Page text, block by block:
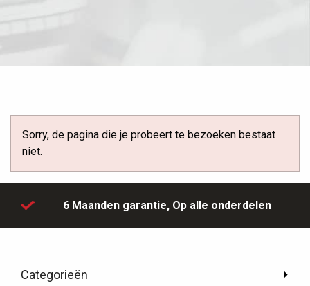
Sorry, de pagina die je probeert te bezoeken bestaat
niet.
6 Maanden garantie, Op alle onderdelen
Categorieën